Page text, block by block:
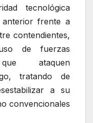
tecnológica
anterior frente a
contendientes,
de fuerzas
ataquen
tratando de
a su
convencionales